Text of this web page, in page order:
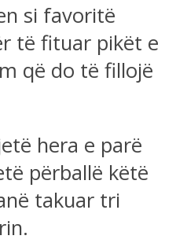
si favoritë
të fituar pikët e
që do të fillojë
hera e parë
përballë këtë
takuar tri